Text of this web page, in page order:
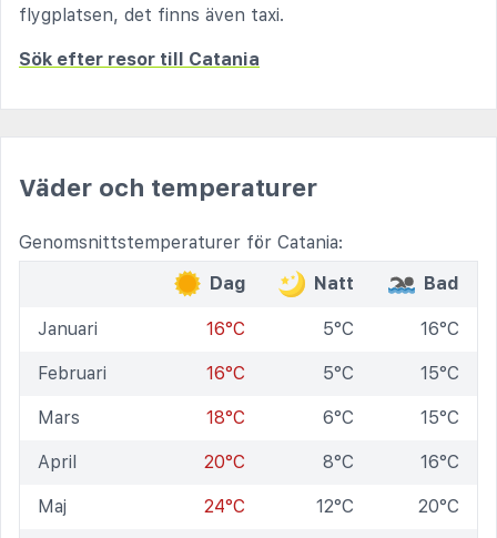
flygplatsen, det finns även taxi.
Sök efter resor till Catania
Väder och temperaturer
Genomsnittstemperaturer för Catania:
Dag
Natt Bad
Januari 16°C 5°C 16°C
Februari 16°C 5°C 15°C
Mars 18°C 6°C 15°C
April 20°C 8°C 16°C
Maj 24°C 12°C 20°C